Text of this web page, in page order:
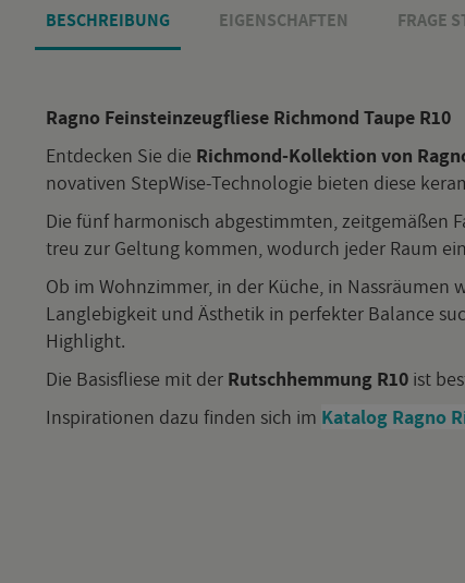
BE­SCHREI­BUNG EI­GEN­SCHAF­TEN FRAGE
Ragno Fein­stein­zeug­flie­se Richmond Taupe R10
Ent­de­cken Sie die Richmond-Kol­lek­ti­on von
no­va­ti­ven Step­Wi­se-Tech­no­lo­gie bie­ten diese
Die fünf har­mo­nisch ab­ge­stimm­ten, zeit­ge­mä­ßen
treu zur Gel­tung kom­men, wo­durch jeder Raum
Ob im Wohn­zim­mer, in der Küche, in
Lang­le­big­keit und Äs­the­tik in per­fek­ter Ba­lan­ce
High­light.
Die Ba­sis­flie­se mit der Rutsch­hem­mung R10 ist
In­spi­ra­tio­nen dazu fin­den sich im Ka­ta­log Ragno